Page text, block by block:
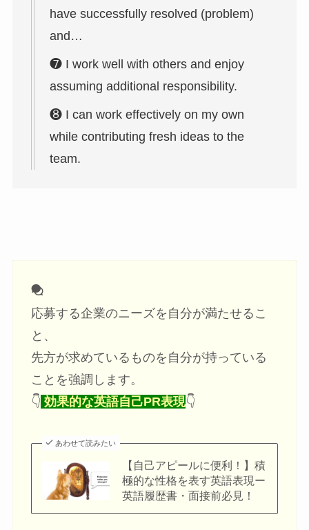
have successfully resolved (problem)
and…
❼ I work well with others and enjoy
assuming additional responsibility.
❽ I can work effectively on my own
while contributing fresh ideas to the
team.
応募する企業のニーズを自分が満たせるこ
と、
先方が求めているものを自分が持っている
ことを強調します。
👇 効果的な英語自己PR表現👇
あわせて読みたい
【自己アピールに便利！】積
極的な性格を表す英語表現ー
英語履歴書・面接前必見！